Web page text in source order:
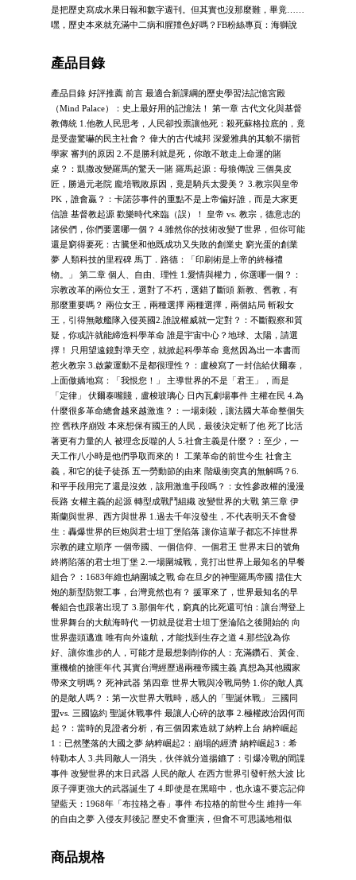
是把歷史寫成水果日報和數字週刊。但其實也沒那麼難，畢竟……
嘿，歷史本來就充滿中二病和腥羶色好嗎？FB粉絲專頁：海獅說
產品目錄
產品目錄 好評推薦 前言 最適合新課綱的歷史學習法記憶宮殿
（Mind Palace）：史上最好用的記憶法！ 第一章 古代文化與基督
教傳統 1.他教人民思考，人民卻投票讓他死：殺死蘇格拉底的，竟
是受盡驚嚇的民主社會？ 偉大的古代城邦 深愛雅典的其貌不揚哲
學家 審判的原因 2.不是勝利就是死，你敢不敢走上命運的賭
桌？：凱撒改變羅馬的驚天一賭 羅馬起源：母狼傳說 三個臭皮
匠，勝過元老院 龐培戰敗原因，竟是騎兵太愛美？ 3.教宗與皇帝
PK，誰會贏？：卡諾莎事件的重點不是上帝偏好誰，而是大家更
信誰 基督教起源 歡樂時代來臨（誤）！ 皇帝 vs. 教宗，德意志的
諸侯們，你們要選哪一個？ 4.雖然你的技術改變了世界，但你可能
還是窮得要死：古騰堡和他既成功又失敗的創業史 窮光蛋的創業
夢 人類科技的里程碑 馬丁．路德：「印刷術是上帝的終極禮
物。」 第二章 個人、自由、理性 1.愛情與權力，你選哪一個？：
宗教改革的兩位女王，選對了不朽，選錯了斷頭 新教、舊教，有
那麼重要嗎？ 兩位女王，兩種選擇 兩種選擇，兩個結局 斬殺女
王，引得無敵艦隊入侵英國2.誰說權威就一定對？：不斷觀察和質
疑，你或許就能締造科學革命 誰是宇宙中心？地球、太陽，請選
擇！ 只用望遠鏡對準天空，就掀起科學革命 竟然因為出一本書而
惹火教宗 3.啟蒙運動不是都很理性？：盧梭寫了一封信給伏爾泰，
上面傲嬌地寫：「我恨您！」 主導世界的不是「君王」，而是
「定律」 伏爾泰嘴賤，盧梭玻璃心 日內瓦劇場事件 主權在民 4.為
什麼很多革命總會越來越激進？：一場刺殺，讓法國大革命整個失
控 舊秩序崩毀 本來想保有國王的人民，最後決定斬了他 死了比活
著更有力量的人 被理念反噬的人 5.社會主義是什麼？：至少，一
天工作八小時是他們爭取而來的！ 工業革命的前世今生 社會主
義，和它的徒子徒孫 五一勞動節的由來 階級衝突真的無解嗎？6.
和平手段用完了還是沒效，該用激進手段嗎？：女性參政權的漫漫
長路 女權主義的起源 轉型成戰鬥組織 改變世界的大戰 第三章 伊
斯蘭與世界、西方與世界 1.過去千年沒發生，不代表明天不會發
生：轟爆世界的巨炮與君士坦丁堡陷落 讓你這輩子都忘不掉世界
宗教的建立順序 一個帝國、一個信仰、一個君王 世界末日的號角
終將陷落的君士坦丁堡 2.一場圍城戰，竟打出世界上最知名的早餐
組合？：1683年維也納圍城之戰 命在旦夕的神聖羅馬帝國 擋住大
炮的新型防禦工事，台灣竟然也有？ 援軍來了，世界最知名的早
餐組合也跟著出現了 3.那個年代，窮真的比死還可怕：讓台灣登上
世界舞台的大航海時代 一切就是從君士坦丁堡淪陷之後開始的 向
世界盡頭邁進 唯有向外遠航，才能找到生存之道 4.那些說為你
好、讓你進步的人，可能才是最想剝削你的人：充滿鑽石、黃金、
重機槍的搶匪年代 其實台灣經歷過兩種帝國主義 真想為其他國家
帶來文明嗎？ 死神武器 第四章 世界大戰與冷戰局勢 1.你的敵人真
的是敵人嗎？：第一次世界大戰時，感人的「聖誕休戰」 三國同
盟vs. 三國協約 聖誕休戰事件 最讓人心碎的故事 2.極權政治因何而
起？：當時的見證者分析，有三個因素造就了納粹上台 納粹崛起
1：已然墜落的大國之夢 納粹崛起2：崩塌的經濟 納粹崛起3：希
特勒本人 3.共同敵人一消失，伙伴就分道揚鑣了：引爆冷戰的間諜
事件 改變世界的末日武器 人民的敵人 在西方世界引發軒然大波 比
原子彈更強大的武器誕生了 4.即使是在黑暗中，也永遠不要忘記仰
望藍天：1968年「布拉格之春」事件 布拉格的前世今生 維持一年
的自由之夢 入侵友邦後記 歷史不會重演，但會不可思議地相似
商品規格